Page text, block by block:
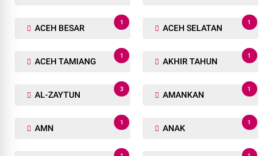
ACEH BESAR
1
ACEH SELATAN
1
ACEH TAMIANG
1
AKHIR TAHUN
1
AL-ZAYTUN
3
AMANKAN
1
AMN
1
ANAK
1